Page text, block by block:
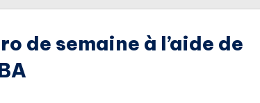
de semaine à l’aide de